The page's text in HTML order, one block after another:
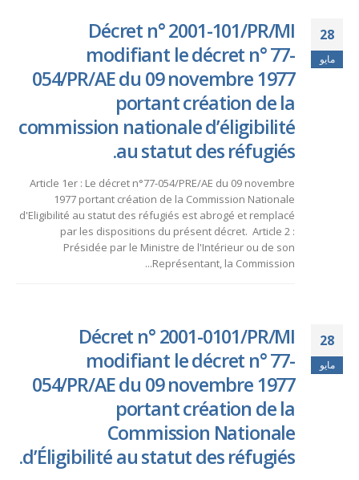
28
مايو
Décret n° 2001-101/PR/MI
modifiant le décret n° 77-
054/PR/AE du 09 novembre 1977
portant création de la
commission nationale d’éligibilité
au statut des réfugiés.
Article 1er : Le décret n°77-054/PRE/AE du 09 novembre
1977 portant création de la Commission Nationale
d'Eligibilité au statut des réfugiés est abrogé et remplacé
par les dispositions du présent décret. Article 2 :
Présidée par le Ministre de l'Intérieur ou de son
Représentant, la Commission...
28
مايو
Décret n° 2001-0101/PR/MI
modifiant le décret n° 77-
054/PR/AE du 09 novembre 1977
portant création de la
Commission Nationale
d’Éligibilité au statut des réfugiés.